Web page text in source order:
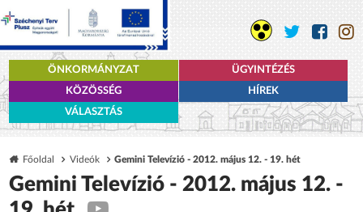
ÖNKORMÁNYZAT
ÜGYINTÉZÉS
KÖZÖSSÉG
HÍREK
VÁLASZTÁS
Főoldal Videók Gemini Televízió - 2012. május 12. - 19. hét
Gemini Televízió - 2012. május 12. -